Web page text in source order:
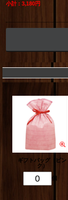
小計 : 3,180円
ギフトバッグ（ピン
ク）
個